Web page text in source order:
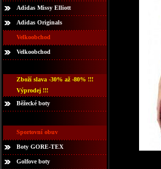
Adidas Missy Elliott
Adidas Originals
Velkoobchod
Velkoobchod
Zboží slava -30% až -80% !!!
Výprodej !!!
Běžecké boty
Sportovní obuv
Boty GORE-TEX
Golfove boty